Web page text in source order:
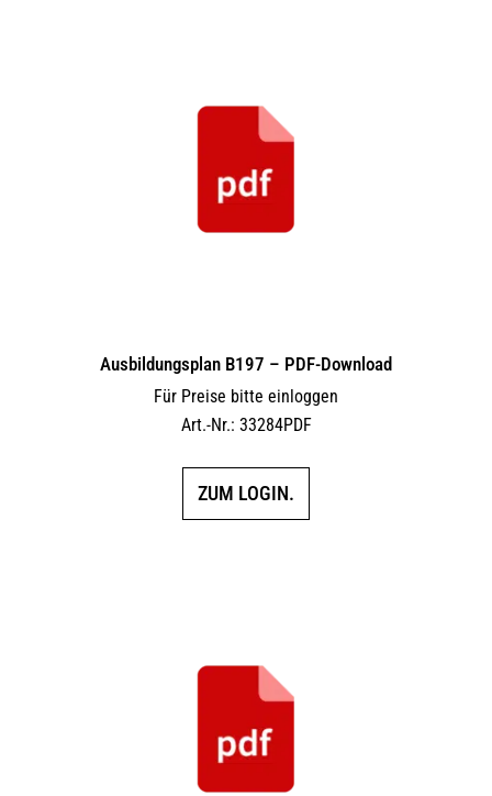
Ausbildungsplan B197 – PDF-Download
Für Preise bitte einloggen
Art.-Nr.: 33284PDF
ZUM LOGIN.